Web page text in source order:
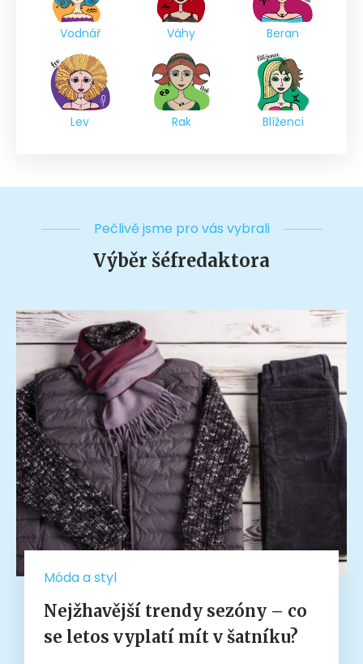
Vodnář Váhy Beran
Lev Rak Blíženci
Pečlivě jsme pro vás vybrali
Výběr šéfredaktora
Móda a styl
Nejžhavější trendy sezóny – co
se letos vyplatí mít v šatníku?